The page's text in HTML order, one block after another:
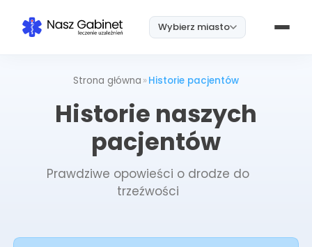
Wybierz miasto
Strona główna »Historie pacjentów
Historie naszych
pacjentów
Prawdziwe opowieści o drodze do
trzeźwości